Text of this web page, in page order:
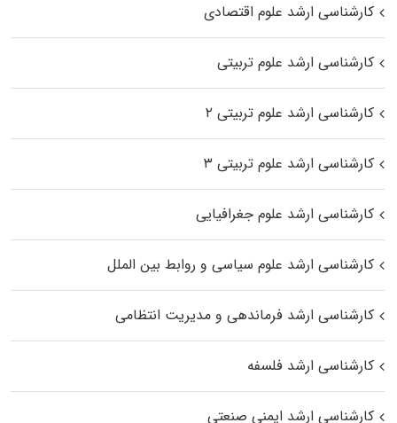
کارشناسی ارشد علوم اقتصادی
کارشناسی ارشد علوم تربیتی
کارشناسی ارشد علوم تربیتی ۲
کارشناسی ارشد علوم تربیتی ۳
کارشناسی ارشد علوم جغرافیایی
کارشناسی ارشد علوم سیاسی و روابط بین الملل
کارشناسی ارشد فرماندهی و مدیریت انتظامی
کارشناسی ارشد فلسفه
کارشناسی ارشد ایمنی صنعتی